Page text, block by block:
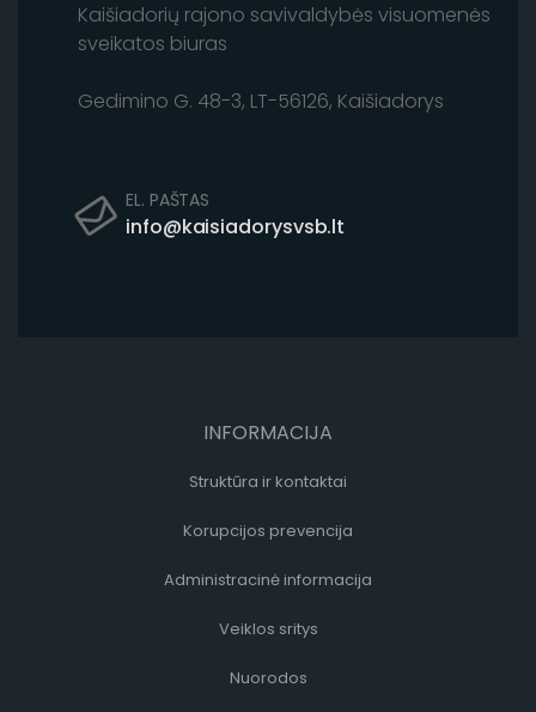
Kaišiadorių rajono savivaldybės visuomenės
sveikatos biuras
Gedimino G. 48-3, LT-56126, Kaišiadorys
EL. PAŠTAS
info@kaisiadorysvsb.lt
INFORMACIJA
Struktūra ir kontaktai
Korupcijos prevencija
Administracinė informacija
Veiklos sritys
Nuorodos